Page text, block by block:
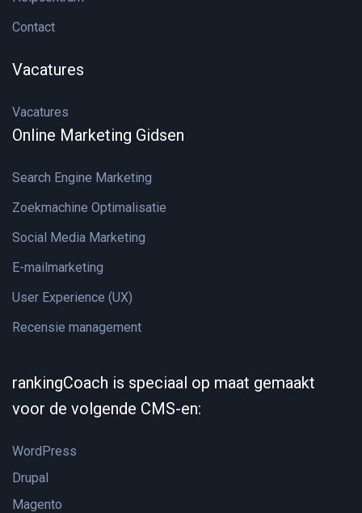
Contact
Vacatures
Vacatures
Online Marketing Gidsen
Search Engine Marketing
Zoekmachine Optimalisatie
Social Media Marketing
E-mailmarketing
User Experience (UX)
Recensie management
rankingCoach is speciaal op maat gemaakt
voor de volgende CMS-en:
WordPress
Drupal
Magento